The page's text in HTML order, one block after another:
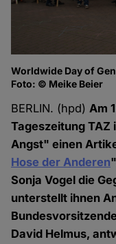
Worldwide Day of
Foto: © Meike Beier
BERLIN. (hpd)Am
Tageszeitung TAZ
Angst" einen
Hose der Anderen
Sonja Vogel die
unterstellt ihnen
David Helmus,